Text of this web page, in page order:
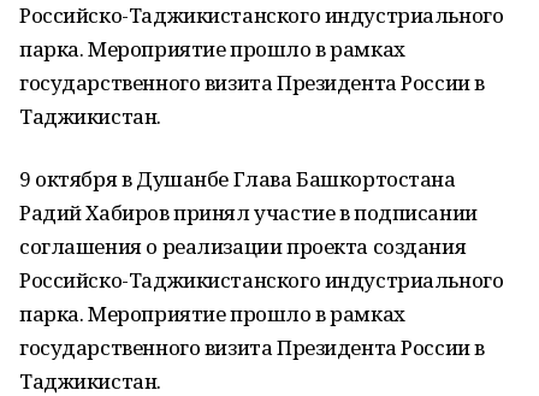
Российско-Таджикистанского индустриального
парка. Мероприятие прошло в рамках
государственного визита Президента России в
Таджикистан.
9 октября в Душанбе Глава Башкортостана
Радий Хабиров принял участие в подписании
соглашения о реализации проекта создания
Российско-Таджикистанского индустриального
парка. Мероприятие прошло в рамках
государственного визита Президента России в
Таджикистан.